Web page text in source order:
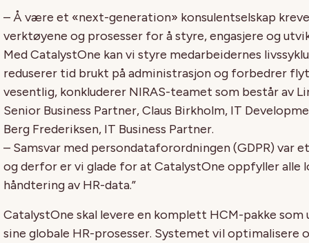
– Å være et «next-generation» konsulentselskap
verktøyene og prosesser for å styre, engasjere og
Med CatalystOne kan vi styre medarbeidernes
reduserer tid brukt på administrasjon og forbedrer
vesentlig, konkluderer NIRAS-teamet som består av
Senior Business Partner, Claus Birkholm, IT
Berg Frederiksen, IT Business Partner.
– Samsvar med persondataforordningen (GDPR) var
og derfor er vi glade for at CatalystOne oppfyller alle
håndtering av HR-data.”
CatalystOne skal levere en komplett HCM-pakke
sine globale HR-prosesser. Systemet vil optimalisere